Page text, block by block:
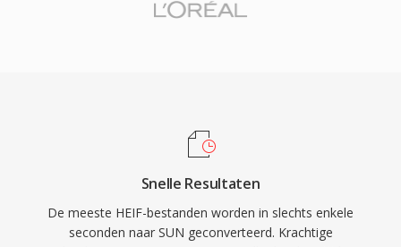
Snelle Resultaten
De meeste HEIF-bestanden worden in slechts enkele
seconden naar SUN geconverteerd. Krachtige